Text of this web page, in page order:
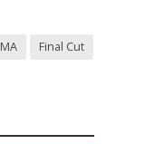
Final Cut